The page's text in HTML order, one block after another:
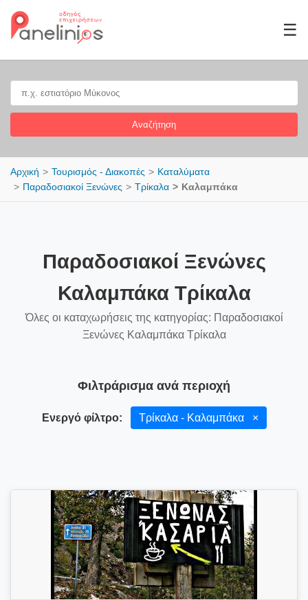
☰
Αναζήτηση
Αρχική Τουρισμός - Διακοπές
Καταλύματα
Παραδοσιακοί Ξενώνες
Τρίκαλα Καλαμπάκα
Παραδοσιακοί Ξενώνες
Καλαμπάκα Τρίκαλα
Όλες οι καταχωρήσεις της κατηγορίας: Παραδοσιακοί
Ξενώνες Καλαμπάκα Τρίκαλα
Φιλτράρισμα ανά περιοχή
Ενεργό φίλτρο: Τρίκαλα - Καλαμπάκα ×